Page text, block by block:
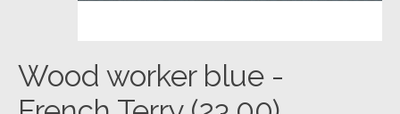
Wood worker blue -